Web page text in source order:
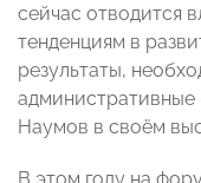
сейчас отводится
тенденциям в
результаты,
административные
Наумов в своём